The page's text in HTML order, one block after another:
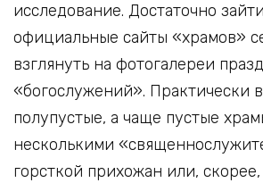
исследование. Достаточно
официальные сайты «храмов»
взглянуть на фотогалереи
«богослужений». Практически
полупустые, а чаще пустые
несколькими
горсткой прихожан или,